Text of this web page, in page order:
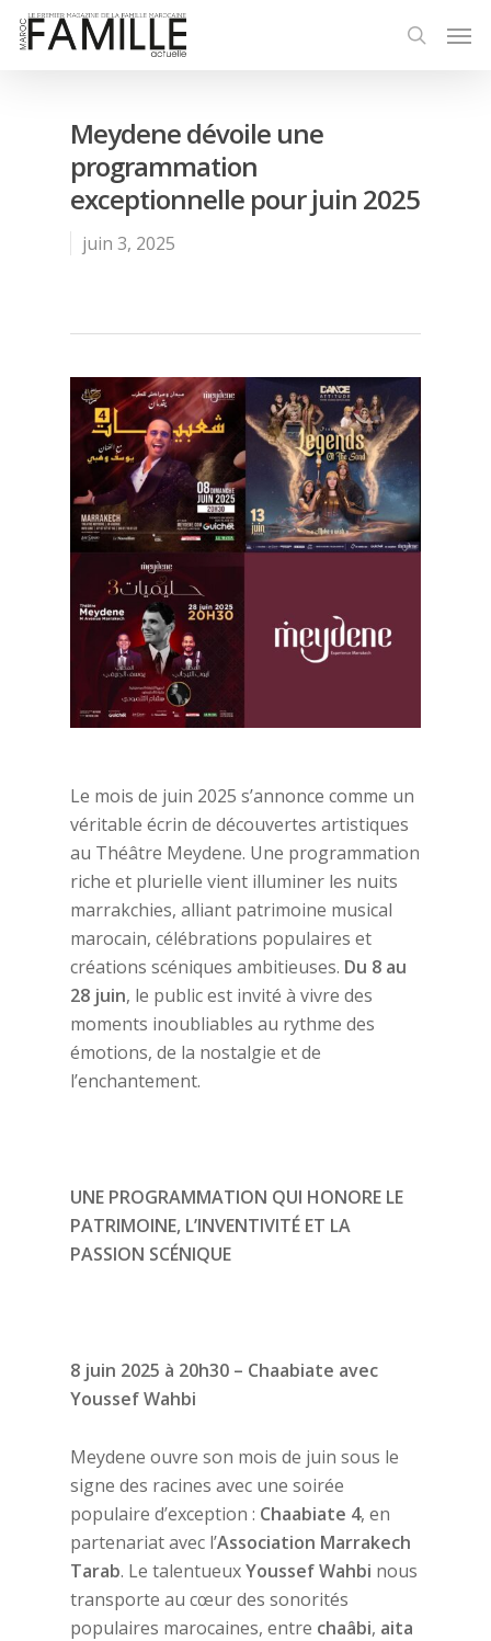
Meydene dévoile une
programmation
exceptionnelle pour juin 2025
juin 3, 2025
Le mois de juin 2025 s’annonce comme un
véritable écrin de découvertes artistiques
au Théâtre Meydene. Une programmation
riche et plurielle vient illuminer les nuits
marrakchies, alliant patrimoine musical
marocain, célébrations populaires et
créations scéniques ambitieuses. Du 8 au
28 juin, le public est invité à vivre des
moments inoubliables au rythme des
émotions, de la nostalgie et de
l’enchantement.
UNE PROGRAMMATION QUI HONORE LE
PATRIMOINE, L’INVENTIVITÉ ET LA
PASSION SCÉNIQUE
8 juin 2025 à 20h30 – Chaabiate avec
Youssef Wahbi
Meydene ouvre son mois de juin sous le
signe des racines avec une soirée
populaire d’exception : Chaabiate 4, en
partenariat avec l’Association Marrakech
Tarab. Le talentueuxYoussef Wahbi nous
transporte au cœur des sonorités
populaires marocaines, entre chaâbi, aita